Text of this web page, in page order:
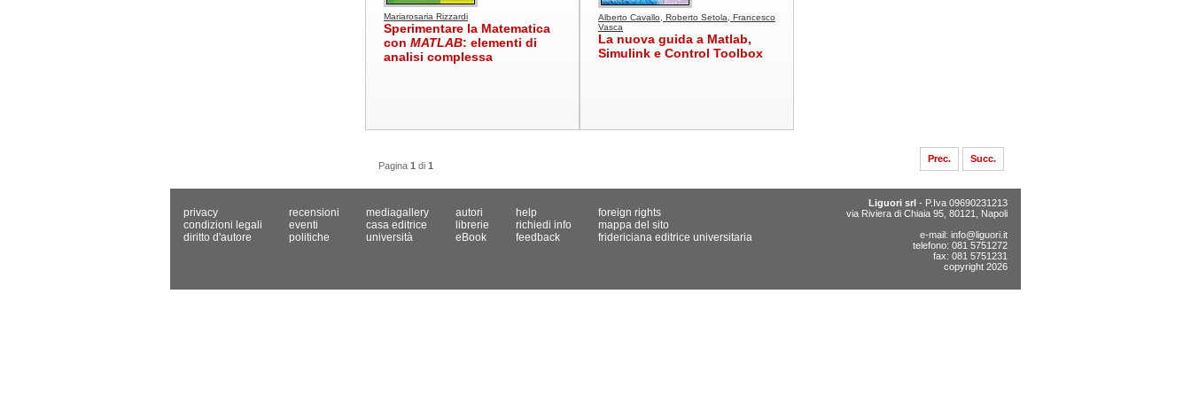
Mariarosaria Rizzardi
Sperimentare la Matematica
con MATLAB: elementi di
analisi complessa
Alberto Cavallo, Roberto Setola, Francesco
Vasca
La nuova guida a Matlab,
Simulink e Control Toolbox
Pagina 1 di 1
Prec. Succ.
privacy
condizioni legali
diritto d'autore
recensioni
eventi
politiche
mediagallery
casa editrice
università
autori
librerie
eBook
help
richiedi info
feedback
foreign rights
mappa del sito
fridericiana editrice universitaria
Liguori srl - P.Iva 09690231213
via Riviera di Chiaia 95, 80121, Napoli
e-mail: info@liguori.it
telefono: 081 5751272
fax: 081 5751231
copyright 2026